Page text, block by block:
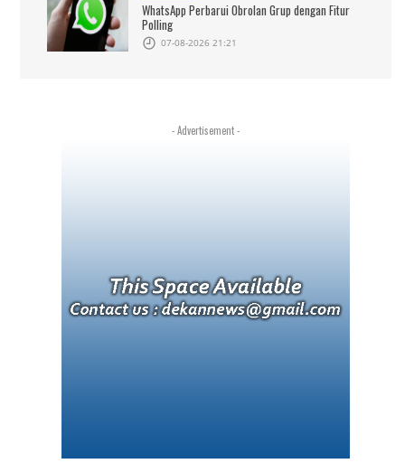
WhatsApp Perbarui Obrolan Grup dengan Fitur
Polling
07-08-2026 21:21
- Advertisement -